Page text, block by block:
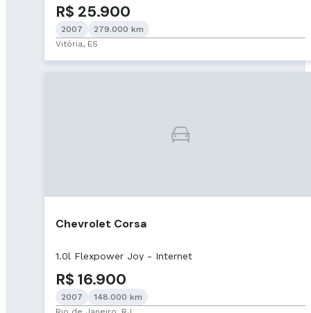
R$ 25.900
2007
279.000 km
Vitória, ES
Chevrolet Corsa
1.0l Flexpower Joy - Internet
R$ 16.900
2007
148.000 km